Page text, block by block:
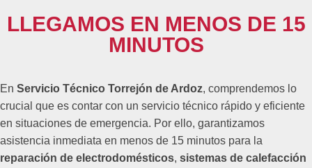
LLEGAMOS EN MENOS DE 15
MINUTOS
En Servicio Técnico Torrejón de Ardoz, comprendemos lo
crucial que es contar con un servicio técnico rápido y eficiente
en situaciones de emergencia. Por ello, garantizamos
asistencia inmediata en menos de 15 minutos para la
reparación de electrodomésticos, sistemas de calefacción